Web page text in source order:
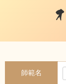
師範名